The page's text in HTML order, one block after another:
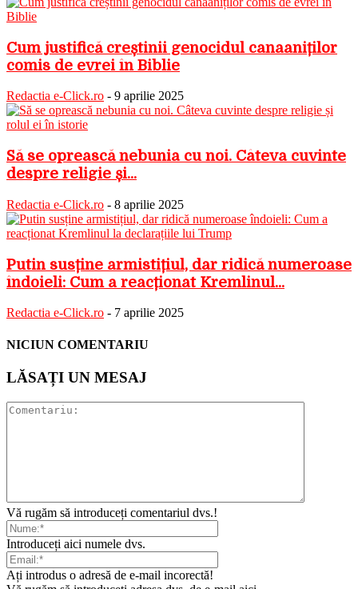
Cum justifică creștinii genocidul canaaniților
comis de evrei în Biblie
Redactia e-Click.ro - 9 aprilie 2025
Să se oprească nebunia cu noi. Câteva cuvinte
despre religie și...
Redactia e-Click.ro - 8 aprilie 2025
Putin susține armistițiul, dar ridică numeroase
îndoieli: Cum a reacționat Kremlinul...
Redactia e-Click.ro - 7 aprilie 2025
NICIUN COMENTARIU
LĂSAȚI UN MESAJ
Vă rugăm să introduceți comentariul dvs.!
Introduceți aici numele dvs.
Ați introdus o adresă de e-mail incorectă!